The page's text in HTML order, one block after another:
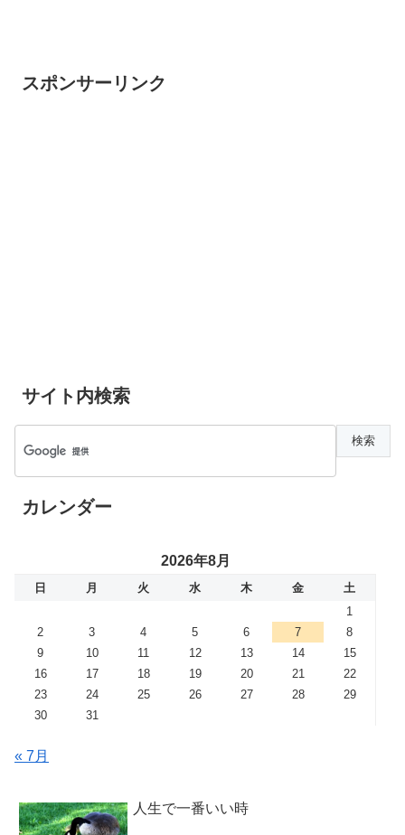
スポンサーリンク
サイト内検索
カレンダー
2026年8月
日 月 火 水 木 金
土
1
2
3 4 5 6 7
8
9
10 11 12 13 14
15
16
17 18 19 20 21
22
23
24 25 26 27 28
29
30
31
« 7月
人生で一番いい時